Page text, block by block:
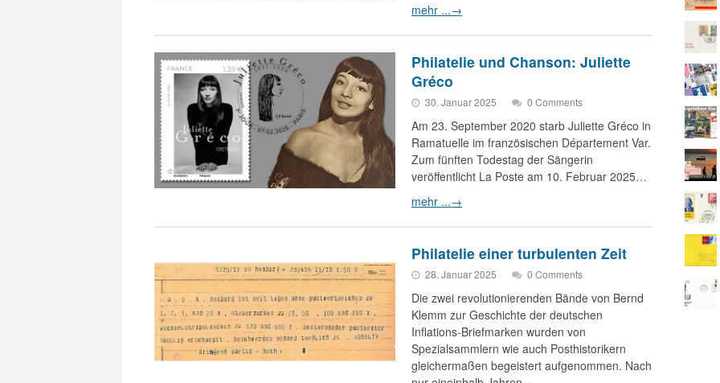
mehr ...→
Philatelie und Chanson: Juliette
Gréco
30. Januar 2025 0 Comments
Am 23. September 2020 starb Juliette Gréco in
Ramatuelle im französischen Département Var.
Zum fünften Todestag der Sängerin
veröffentlicht La Poste am 10. Februar 2025…
mehr ...→
Philatelie einer turbulenten Zeit
28. Januar 2025 0 Comments
Die zwei revolutionierenden Bände von Bernd
Klemm zur Geschichte der deutschen
Inflations-Briefmarken wurden von
Spezialsammlern wie auch Posthistorikern
gleichermaßen begeistert aufgenommen. Nach